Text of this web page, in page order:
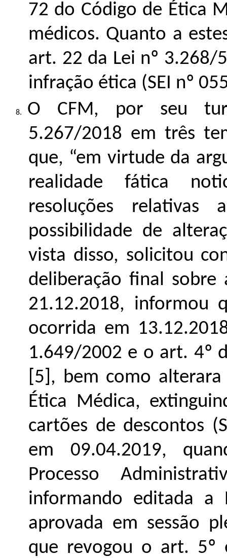
72 do Código de Ética
médicos. Quanto a
art. 22 da Lei nº 3.268/
infração ética (SEI nº
O CFM, por seu
5.267/2018 em três
que, “em virtude da
realidade fática
resoluções
possibilidade de
vista disso, solicitou
deliberação final
21.12.2018, informou
ocorrida em
1.649/2002 e o art. 4º
[5], bem como
Ética Médica,
cartões de descontos
em 09.04.2019,
Processo
informando editada a
aprovada em sessão
que revogou o art. 5º